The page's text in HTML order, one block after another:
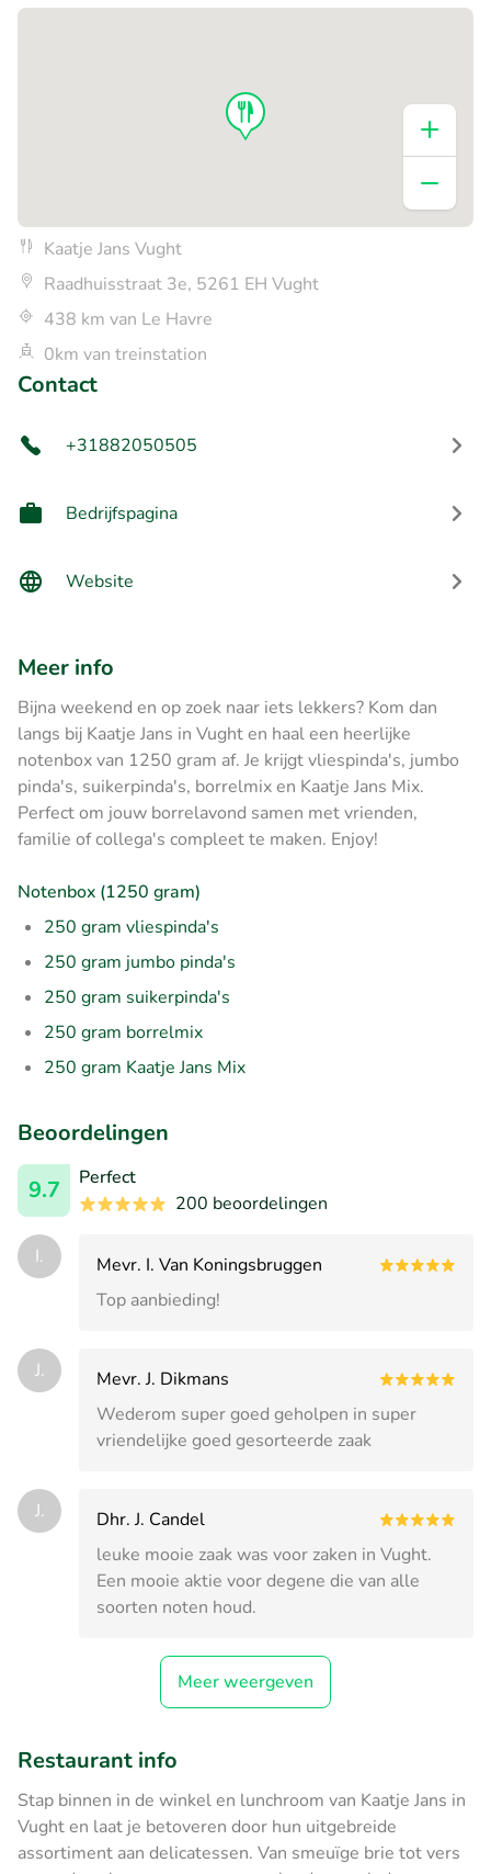
Kaatje Jans Vught
Raadhuisstraat 3e, 5261 EH Vught
438 km van Le Havre
0km van treinstation
Contact
+31882050505
Bedrijfspagina
Website
Meer info
Bijna weekend en op zoek naar iets lekkers? Kom dan
langs bij Kaatje Jans in Vught en haal een heerlijke
notenbox van 1250 gram af. Je krijgt vliespinda's, jumbo
pinda's, suikerpinda's, borrelmix en Kaatje Jans Mix.
Perfect om jouw borrelavond samen met vrienden,
familie of collega's compleet te maken. Enjoy!
Notenbox (1250 gram)
250 gram vliespinda's
250 gram jumbo pinda's
250 gram suikerpinda's
250 gram borrelmix
250 gram Kaatje Jans Mix
Beoordelingen
9.7
Perfect
200 beoordelingen
I.
Mevr. I. Van Koningsbruggen
Top aanbieding!
J.
Mevr. J. Dikmans
Wederom super goed geholpen in super
vriendelijke goed gesorteerde zaak
J.
Dhr. J. Candel
leuke mooie zaak was voor zaken in Vught.
Een mooie aktie voor degene die van alle
soorten noten houd.
Meer weergeven
Restaurant info
Stap binnen in de winkel en lunchroom van Kaatje Jans in
Vught en laat je betoveren door hun uitgebreide
assortiment aan delicatessen. Van smeuïge brie tot vers